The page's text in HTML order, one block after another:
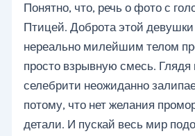
Понятно, что, речь о фото с
Птицей. Доброта этой девушки
нереально милейшим телом
просто взрывную смесь. Глядя
селебрити неожиданно
потому, что нет желания
детали. И пускай весь мир